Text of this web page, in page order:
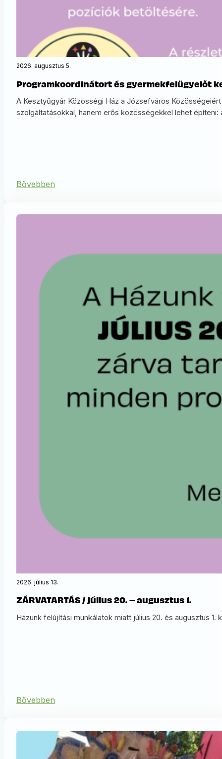
2026. augusztus 5.
Programkoordinátort és gyermekfelügyelőt
A Kesztyűgyár Közösségi Ház a Józsefváros
szolgáltatásokkal, hanem erős közösségekkel lehet építeni:
Bővebben
2026. július 13.
ZÁRVATARTÁS / július 20. – augusztus 1.
Házunk felújítási munkálatok miatt július 20. és augusztus
Bővebben